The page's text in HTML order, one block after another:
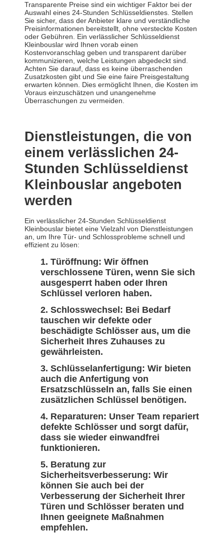
Transparente Preise sind ein wichtiger Faktor bei der
Auswahl eines 24-Stunden Schlüsseldienstes. Stellen
Sie sicher, dass der Anbieter klare und verständliche
Preisinformationen bereitstellt, ohne versteckte Kosten
oder Gebühren. Ein verlässlicher Schlüsseldienst
Kleinbouslar wird Ihnen vorab einen
Kostenvoranschlag geben und transparent darüber
kommunizieren, welche Leistungen abgedeckt sind.
Achten Sie darauf, dass es keine überraschenden
Zusatzkosten gibt und Sie eine faire Preisgestaltung
erwarten können. Dies ermöglicht Ihnen, die Kosten im
Voraus einzuschätzen und unangenehme
Überraschungen zu vermeiden.
Dienstleistungen, die von
einem verlässlichen 24-
Stunden Schlüsseldienst
Kleinbouslar angeboten
werden
Ein verlässlicher 24-Stunden Schlüsseldienst
Kleinbouslar bietet eine Vielzahl von Dienstleistungen
an, um Ihre Tür- und Schlossprobleme schnell und
effizient zu lösen:
Türöffnung: Wir öffnen
verschlossene Türen, wenn Sie sich
ausgesperrt haben oder Ihren
Schlüssel verloren haben.
Schlosswechsel: Bei Bedarf
tauschen wir defekte oder
beschädigte Schlösser aus, um die
Sicherheit Ihres Zuhauses zu
gewährleisten.
Schlüsselanfertigung: Wir bieten
auch die Anfertigung von
Ersatzschlüsseln an, falls Sie einen
zusätzlichen Schlüssel benötigen.
Reparaturen: Unser Team repariert
defekte Schlösser und sorgt dafür,
dass sie wieder einwandfrei
funktionieren.
Beratung zur
Sicherheitsverbesserung: Wir
können Sie auch bei der
Verbesserung der Sicherheit Ihrer
Türen und Schlösser beraten und
Ihnen geeignete Maßnahmen
empfehlen.